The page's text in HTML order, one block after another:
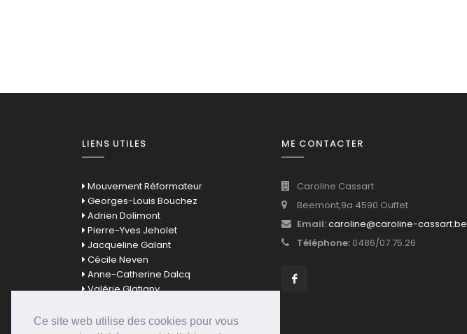
Ce site web utilise des cookies pour vous
LIENS UTILES
Mouvement Réformateur
Georges-Louis Bouchez
Adrien Dolimont
Pierre-Yves Jeholet
Jacqueline Galant
Cécile Neven
Anne-Catherine Dalcq
Valérie Glatigny
Bernard Quintin
ME CONTACTER
Caroline Cassart
Beemont,9a 4590 Ouffet
Email:caroline@caroline-cassart.be
Téléphone: 0486/07.75.26